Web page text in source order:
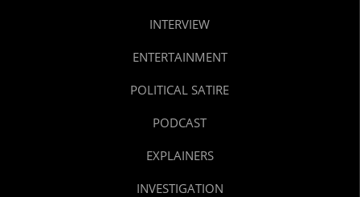
INTERVIEW
ENTERTAINMENT
POLITICAL SATIRE
PODCAST
EXPLAINERS
INVESTIGATION